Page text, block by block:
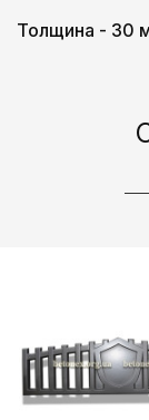
Толщина - 30